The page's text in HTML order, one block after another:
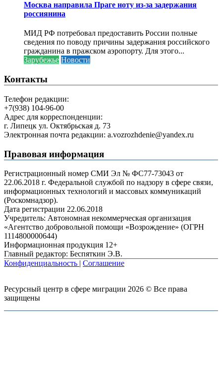
Москва направила Праге ноту из-за задержания
россиянина
МИД РФ потребовал предоставить России полные
сведения по поводу причины задержания российского
гражданина в пражском аэропорту. Для этого...
Зарубежье Новости
Контакты
Телефон редакции:
+7(938) 104-96-00
Адрес для корреспонденции:
г. Липецк ул. Октябрьская д. 73
Электронная почта редакции: a.vozrozhdenie@yandex.ru
Правовая информация
Регистрационный номер СМИ Эл № ФС77-73043 от
22.06.2018 г. Федеральной службой по надзору в сфере связи,
информационных технологий и массовых коммуникаций
(Роскомнадзор).
Дата регистрации 22.06.2018
Учредитель: Автономная некоммерческая организация
«Агентство добровольной помощи «Возрождение» (ОГРН
1114800000644)
Информационная продукция 12+
Главный редактор: Беспяткин Э.В.
Конфиденциальность | Соглашение
Ресурсный центр в сфере миграции 2026 © Все права
защищены